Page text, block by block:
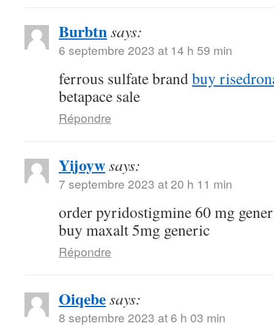
Burbtnsays:
6 septembre 2023 at 14 h 59 min
ferrous sulfate brandbuy
betapace sale
Répondre
Yijoywsays:
7 septembre 2023 at 20 h 11 min
order pyridostigmine 60 mg
buy maxalt 5mg generic
Répondre
Oiqebesays:
8 septembre 2023 at 6 h 03 min